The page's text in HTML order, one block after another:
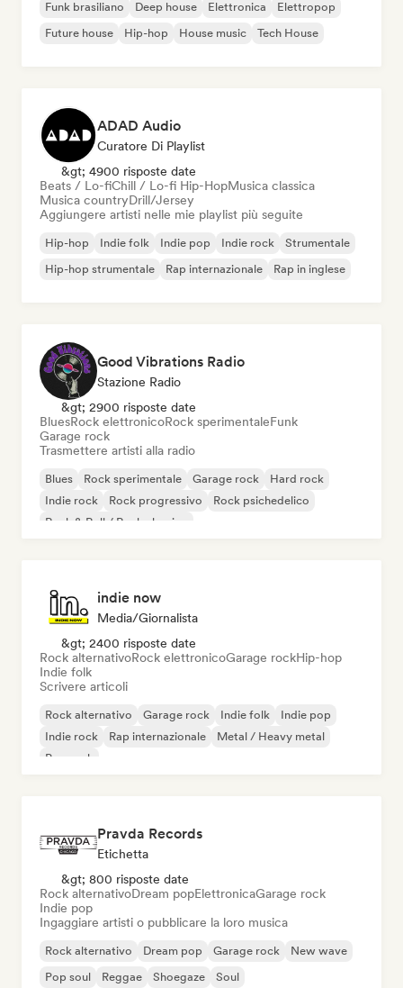
Funk brasiliano Deep house Elettronica
Elettropop
Future house
Hip-hop House music Tech House
ADAD Audio
Curatore Di Playlist
&gt; 4900 risposte date
Beats / Lo-fiChill / Lo-fi Hip-HopMusica classica
Musica countryDrill/Jersey
Aggiungere artisti nelle mie playlist più seguite
Hip-hop Indie folk Indie pop Indie rock
Strumentale
Hip-hop strumentale
Rap internazionale Rap in inglese
Good Vibrations Radio
Stazione Radio
&gt; 2900 risposte date
BluesRock elettronicoRock sperimentaleFunk
Garage rock
Trasmettere artisti alla radio
Blues Rock sperimentale Garage rock
Hard rock
Indie rock
Rock progressivo
Rock psichedelico
Rock & Roll / Rock classico
indie now
Media/Giornalista
&gt; 2400 risposte date
Rock alternativoRock elettronicoGarage rockHip-hop
Indie folk
Scrivere articoli
Rock alternativo Garage rock Indie folk
Indie pop
Indie rock
Rap internazionale
Metal / Heavy metal
Pop rock
Pravda Records
Etichetta
&gt; 800 risposte date
Rock alternativoDream popElettronicaGarage rock
Indie pop
Ingaggiare artisti o pubblicare la loro musica
Rock alternativo Dream pop Garage rock
New wave
Pop soul
Reggae Shoegaze Soul